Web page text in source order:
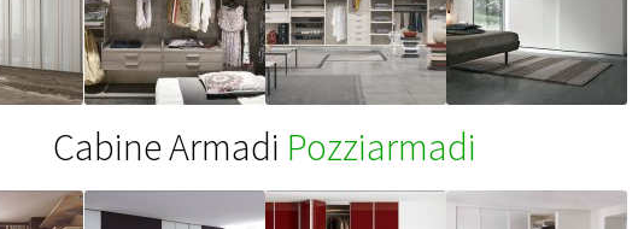
Cabine Armadi Pozziarmadi